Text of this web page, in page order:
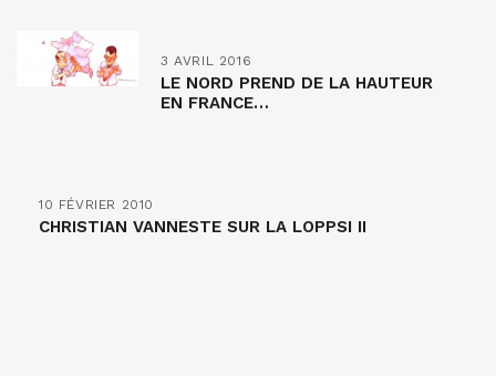
3 AVRIL 2016
LE NORD PREND DE LA HAUTEUR
EN FRANCE…
10 FÉVRIER 2010
CHRISTIAN VANNESTE SUR LA LOPPSI II